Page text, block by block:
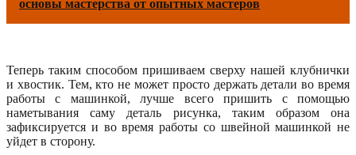
основы мастерства от опытных мастеров
Теперь таким способом пришиваем сверху нашей клубнички
и хвостик. Тем, кто не может просто держать детали во время
работы с машинкой, лучше всего пришить с помощью
наметывания саму деталь рисунка, таким образом она
зафиксируется и во время работы со швейной машинкой не
уйдет в сторону.